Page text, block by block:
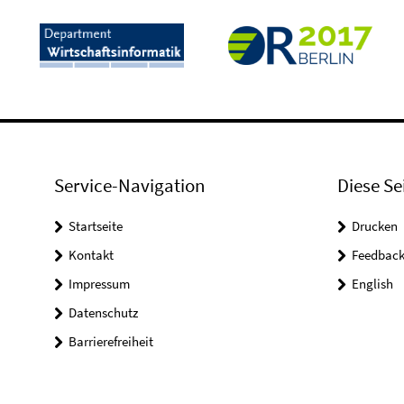
Service-Navigation
Startseite
Kontakt
Impressum
Datenschutz
Barrierefreiheit
Diese
Drucken
Feedback
English